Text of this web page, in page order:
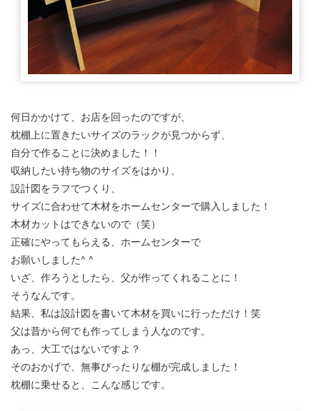
何日かかけて、お店を回ったのですが、
枕棚上に置きたいサイズのラックが見つからず、
自分で作ることに決めました！！
収納したい持ち物のサイズをはかり、
設計図をラフでつくり、
サイズに合わせて木材をホームセンターで購入しました！
木材カットはできないので（笑）
正確にやってもらえる、ホームセンターで
お願いしました^ ^
いざ、作ろうとしたら、父が作ってくれることに！
そうなんです。
結果、私は設計図を書いて木材を買いに行っただけ！笑
父は昔から何でも作ってしまう人なのです。
あっ、大工ではないですよ？
そのおかげで、無事ぴったりな棚が完成しました！
枕棚に乗せると、こんな感じです。